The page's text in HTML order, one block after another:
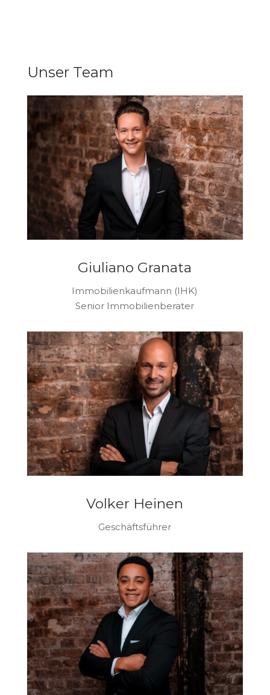
Unser Team
Giuliano Granata
Immobilienkaufmann (IHK)
Senior Immobilienberater
Volker Heinen
Geschäftsführer